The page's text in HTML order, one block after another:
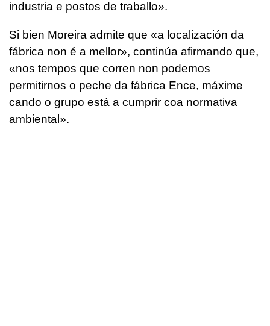
industria e postos de traballo».
Si bien Moreira admite que «a localización da
fábrica non é a mellor», continúa afirmando que,
«nos tempos que corren non podemos
permitirnos o peche da fábrica Ence, máxime
cando o grupo está a cumprir coa normativa
ambiental».